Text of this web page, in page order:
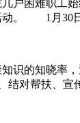
困难职工始
动。 1月30
的知晓率，
、结对帮扶